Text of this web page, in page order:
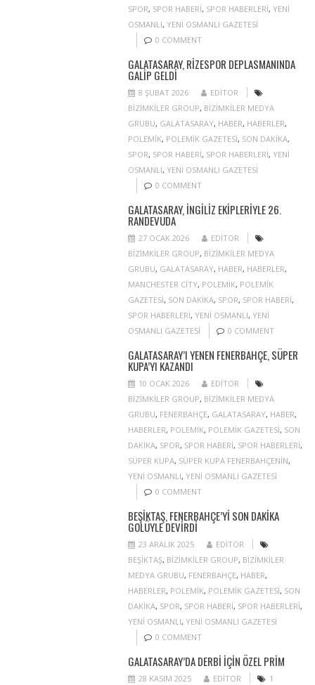
SPOR, SPOR HABERI, SPOR HABERLERI, YENI
OSMANLI, YENI OSMANLI GAZETESI
0 COMMENT
GALATASARAY, RIZESPOR DEPLASMANINDA
GALIP GELDI
8 ŞUBAT 2026
EDITOR
BIZIMKILER GROUP, BIZIMKILER MEDYA
GRUBU, GALATASARAY, HABER, HABERLER,
POLEMIK, POLEMIK GAZETESI, SON DAKIKA,
SPOR, SPOR HABERI, SPOR HABERLERI, YENI
OSMANLI, YENI OSMANLI GAZETESI
0 COMMENT
GALATASARAY, İNGILIZ EKIPLERIYLE 26.
RANDEVUDA
27 OCAK 2026
EDITOR
BIZIMKILER GROUP, BIZIMKILER MEDYA
GRUBU, GALATASARAY, HABER, HABERLER,
MANCHESTER CITY, POLEMIK, POLEMIK
GAZETESI, SON DAKIKA, SPOR, SPOR HABERI,
SPOR HABERLERI, YENI OSMANLI, YENI
OSMANLI GAZETESI
0 COMMENT
GALATASARAY’I YENEN FENERBAHÇE, SÜPER
KUPA’YI KAZANDI
10 OCAK 2026
EDITOR
BIZIMKILER GROUP, BIZIMKILER MEDYA
GRUBU, FENERBAHÇE, GALATASARAY, HABER,
HABERLER, POLEMIK, POLEMIK GAZETESI, SON
DAKIKA, SPOR, SPOR HABERI, SPOR HABERLERI,
SÜPER KUPA, SÜPER KUPA FENERBAHÇENIN,
YENI OSMANLI, YENI OSMANLI GAZETESI
0 COMMENT
BEŞIKTAŞ, FENERBAHÇE’YI SON DAKIKA
GOLÜYLE DEVIRDI
23 ARALIK 2025
EDITOR
BEŞIKTAŞ, BIZIMKILER GROUP, BIZIMKILER
MEDYA GRUBU, FENERBAHÇE, HABER,
HABERLER, POLEMIK, POLEMIK GAZETESI, SON
DAKIKA, SPOR, SPOR HABERI, SPOR HABERLERI,
YENI OSMANLI, YENI OSMANLI GAZETESI
0 COMMENT
GALATASARAY’DA DERBI IÇIN ÖZEL PRIM
28 KASIM 2025 EDITOR
1